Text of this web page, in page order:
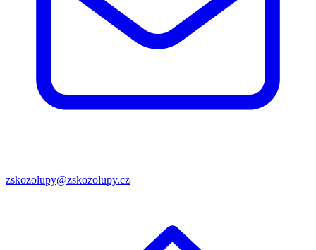
zskozolupy@zskozolupy.cz